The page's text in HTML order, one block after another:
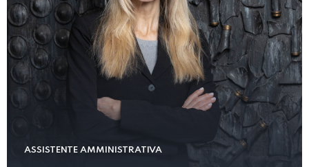
ASSISTENTE AMMINISTRATIVA